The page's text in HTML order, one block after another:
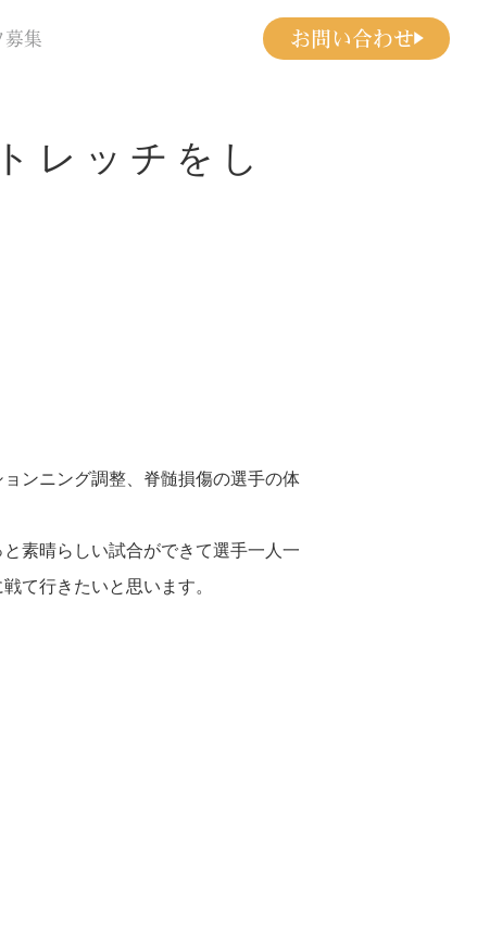
募集 お問い合わせ
レッチをし
ンニング調整、脊髄損傷の選手の体
素晴らしい試合ができて選手一人一
て行きたいと思います。